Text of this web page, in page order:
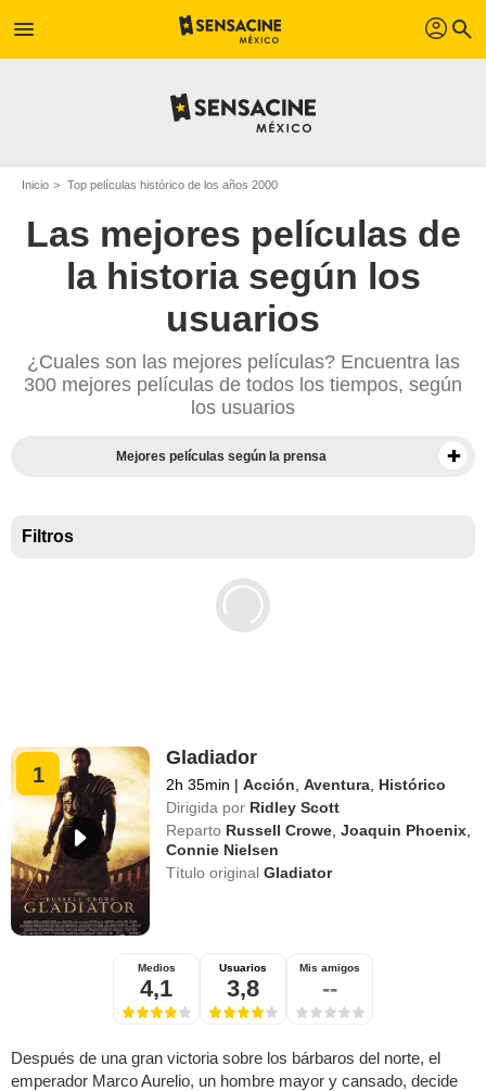
menu profil search
Inicio Top películas histórico de los años 2000
Las mejores películas de
la historia según los
usuarios
¿Cuales son las mejores películas? Encuentra las
300 mejores películas de todos los tiempos, según
los usuarios
Mejores películas según la prensa
Filtros
1
Gladiador
2h 35min | Acción ,Aventura Histórico
Dirigida por Ridley Scott
Reparto Russell Crowe ,Joaquin Phoenix
Connie Nielsen
Título originalGladiator
Medios
4,1
Usuarios
3,8
Mis amigos
--
Después de una gran victoria sobre los bárbaros del norte, el
emperador Marco Aurelio, un hombre mayor y cansado, decide